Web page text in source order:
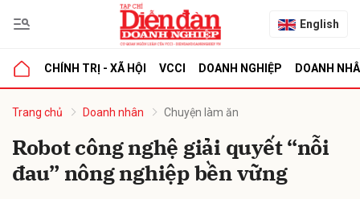
English
CHÍNH TRỊ - XÃ HỘI VCCI DOANH NGHIỆP DOANH
Trang chủ Doanh nhân Chuyện làm ăn
Robot công nghệ giải quyết “nỗi
đau” nông nghiệp bền vững
luận